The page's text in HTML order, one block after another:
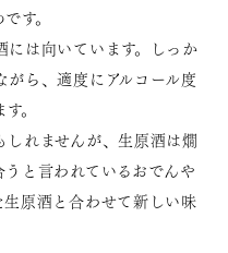
す。
には向いています。しっか
がら、適度にアルコール度
。
れませんが、生原酒は燗
と言われているおでんや
原酒と合わせて新しい味